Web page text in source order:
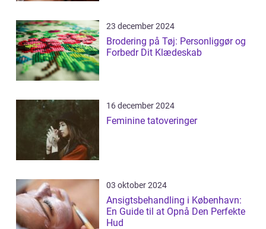
23 december 2024
Brodering på Tøj: Personliggør og
Forbedr Dit Klædeskab
16 december 2024
Feminine tatoveringer
03 oktober 2024
Ansigtsbehandling i København:
En Guide til at Opnå Den Perfekte
Hud